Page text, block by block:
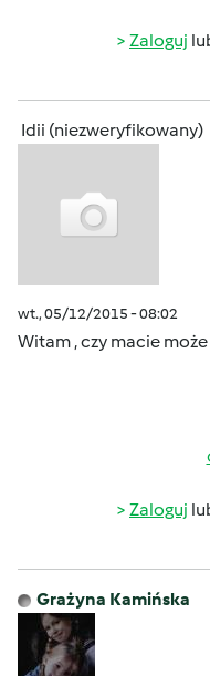
Zaloguj
Idii (niezweryfikowany)
wt., 05/12/2015 - 08:02
Witam , czy macie
Zaloguj
Grażyna Kamińska